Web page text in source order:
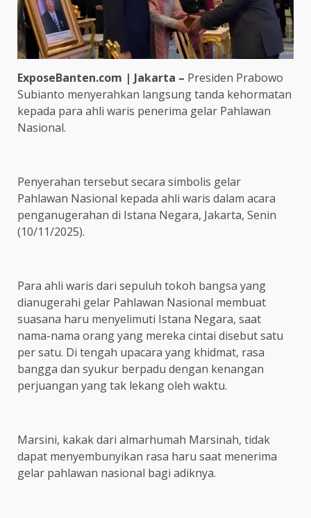
ExposeBanten.com | Jakarta – Presiden Prabowo
Subianto menyerahkan langsung tanda kehormatan
kepada para ahli waris penerima gelar Pahlawan
Nasional.
Penyerahan tersebut secara simbolis gelar
Pahlawan Nasional kepada ahli waris dalam acara
penganugerahan di Istana Negara, Jakarta, Senin
(10/11/2025).
Para ahli waris dari sepuluh tokoh bangsa yang
dianugerahi gelar Pahlawan Nasional membuat
suasana haru menyelimuti Istana Negara, saat
nama-nama orang yang mereka cintai disebut satu
per satu. Di tengah upacara yang khidmat, rasa
bangga dan syukur berpadu dengan kenangan
perjuangan yang tak lekang oleh waktu.
Marsini, kakak dari almarhumah Marsinah, tidak
dapat menyembunyikan rasa haru saat menerima
gelar pahlawan nasional bagi adiknya.